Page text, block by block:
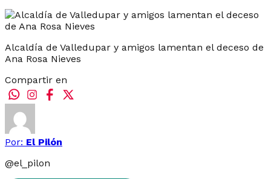
Alcaldía de Valledupar y amigos lamentan el deceso de
Ana Rosa Nieves
Compartir en
Por: El Pilón
@el_pilon